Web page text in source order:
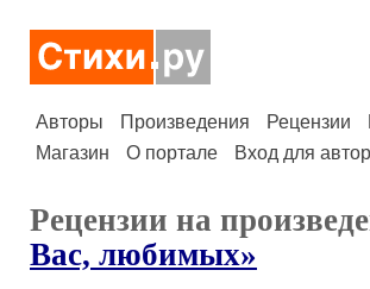
Авторы Произведения Рецензии
Магазин
О портале Вход для
Рецензии на
Вас, любимых»